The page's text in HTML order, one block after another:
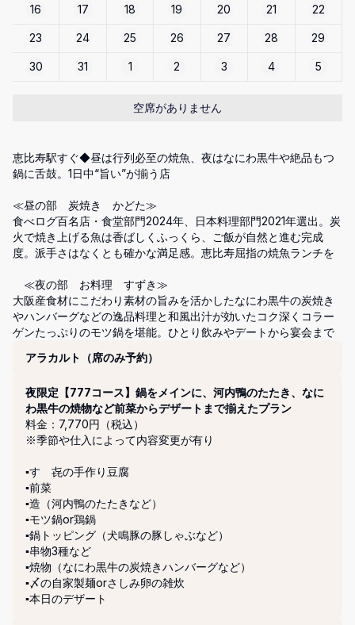
16 17 18 19 20 21 22
23 24 25 26 27 28 29
30 31 1 2 3 4 5
空席がありません
恵比寿駅すぐ◆昼は行列必至の焼魚、夜はなにわ黒牛や絶品もつ
鍋に舌鼓。1日中“旨い”が揃う店
≪昼の部　炭焼き　かどた≫
食べログ百名店・食堂部門2024年、日本料理部門2021年選出。炭
火で焼き上げる魚は香ばしくふっくら、ご飯が自然と進む完成
度。派手さはなくとも確かな満足感。恵比寿屈指の焼魚ランチを
≪夜の部　お料理　すずき≫
大阪産食材にこだわり素材の旨みを活かしたなにわ黒牛の炭焼き
やハンバーグなどの逸品料理と和風出汁が効いたコク深くコラー
ゲンたっぷりのモツ鍋を堪能。ひとり飲みやデートから宴会まで
アラカルト（席のみ予約）
夜限定【777コース】鍋をメインに、河内鴨のたたき、なに
わ黒牛の焼物など前菜からデザートまで揃えたプラン
料金：7,770円（税込）
※季節や仕入によって内容変更が有り
▪️すゞ㐂の手作り豆腐
▪️前菜
▪️造（河内鴨のたたきなど）
▪️モツ鍋or鶏鍋
▪️鍋トッピング（犬鳴豚の豚しゃぶなど）
▪️串物3種など
▪️焼物（なにわ黒牛の炭焼きハンバーグなど）
▪️〆の自家製麺orさしみ卵の雑炊
▪️本日のデザート